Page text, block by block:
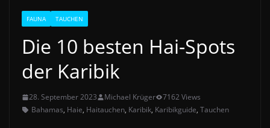
FAUNA TAUCHEN
Die 10 besten Hai-Spots
der Karibik
28. September 2023 Michael Krüger
7162 Views
Bahamas, Haie, Haitauchen, Karibik, Karibikguide, Tauchen